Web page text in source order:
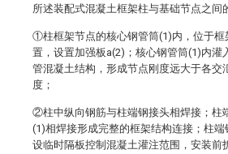
所述装配式混凝土框架柱与基础节点之间
①柱框架节点的核心钢管筒(1)内，位于框
置，设置加强板a(2)；核心钢管筒(1)内灌
管混凝土结构，形成节点刚度远大于各交
度；
②柱中纵向钢筋与柱端钢接头相焊接；柱
(1)相焊接形成完整的框架结构连接；柱端
设临时隔板控制混凝土灌注范围，安装前